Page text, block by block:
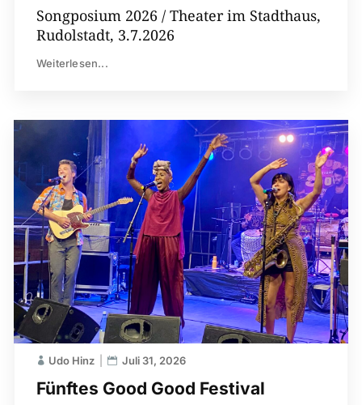
Songposium 2026 / Theater im Stadthaus,
Rudolstadt, 3.7.2026
Weiterlesen...
Fünftes Good Good Festival
Udo Hinz Juli 31, 2026